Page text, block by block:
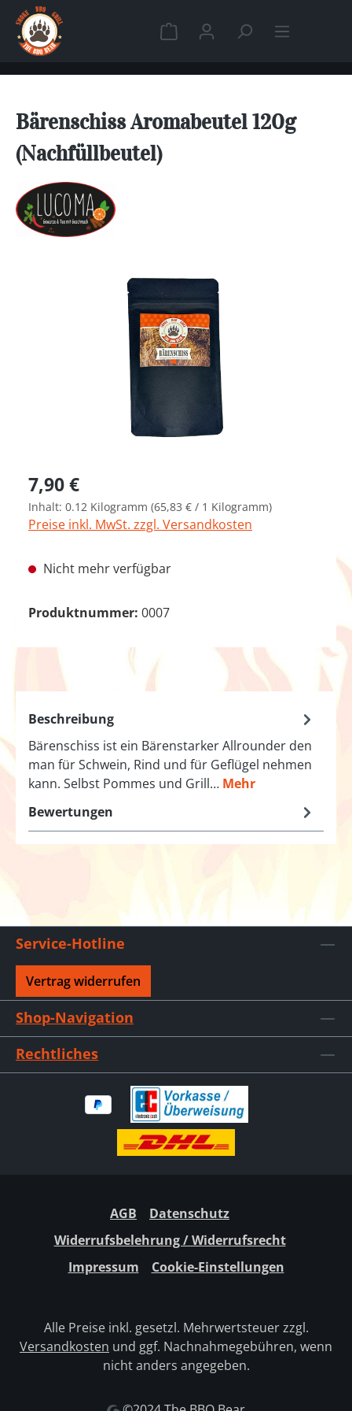
Zum Hauptinhalt springen
Warenkorb enthält 0
Bärenschiss Aromabeutel 120g
(Nachfüllbeutel)
Bildergalerie überspringen
Regulärer Preis:
7,90 €
Inhalt: 0.12 Kilogramm (65,83 € / 1 Kilogramm)
Preise inkl. MwSt. zzgl. Versandkosten
Nicht mehr verfügbar
Produktnummer: 0007
Beschreibung
Bärenschiss ist ein Bärenstarker Allrounder den
man für Schwein, Rind und für Geflügel nehmen
kann. Selbst Pommes und Grill… Mehr
Bewertungen
Service-Hotline
Vertrag widerrufen
Shop-Navigation
Rechtliches
AGB
Datenschutz
Widerrufsbelehrung / Widerrufsrecht
Impressum
Cookie-Einstellungen
Alle Preise inkl. gesetzl. Mehrwertsteuer zzgl.
Versandkosten und ggf. Nachnahmegebühren, wenn
nicht anders angegeben.